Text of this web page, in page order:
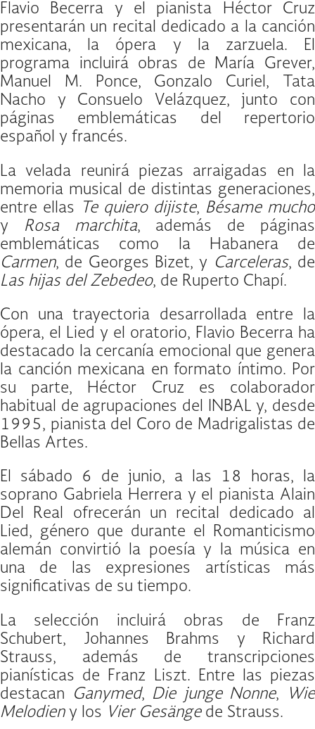
Flavio Becerra y el pianista Héctor Cruz
presentarán un recital dedicado a la canción
mexicana, la ópera y la zarzuela. El
programa incluirá obras de María Grever,
Manuel M. Ponce, Gonzalo Curiel, Tata
Nacho y Consuelo Velázquez, junto con
páginas emblemáticas del repertorio
español y francés.
La velada reunirá piezas arraigadas en la
memoria musical de distintas generaciones,
entre ellas
Te quiero dijiste, Bésame mucho
y Rosa marchita, además de páginas
emblemáticas como la Habanera de
Carmen, de Georges Bizet, y Carceleras, de
Las hijas del Zebedeo, de Ruperto Chapí.
Con una trayectoria desarrollada entre la
ópera, el Lied y el oratorio, Flavio Becerra ha
destacado la cercanía emocional que genera
la canción mexicana en formato íntimo. Por
su parte, Héctor Cruz es colaborador
habitual de agrupaciones del INBAL y, desde
1995, pianista del Coro de Madrigalistas de
Bellas Artes.
El sábado 6 de junio, a las 18 horas, la
soprano Gabriela Herrera y el pianista Alain
Del Real ofrecerán un recital dedicado al
Lied, género que durante el Romanticismo
alemán convirtió la poesía y la música en
una de las expresiones artísticas más
significativas de su tiempo.
La selección incluirá obras de Franz
Schubert, Johannes Brahms y Richard
Strauss, además de transcripciones
pianísticas de Franz Liszt. Entre las piezas
destacan
Ganymed, Die junge Nonne,
Wie
Melodieny los Vier Gesängede Strauss.